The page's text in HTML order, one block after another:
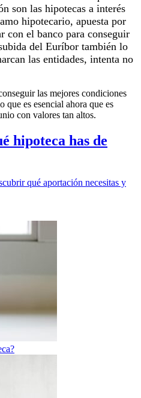
son las hipotecas a interés
hipotecario, apuesta por
con el banco para conseguir
del Euríbor también lo
las entidades, intenta no
las mejores condiciones
que es esencial ahora que es
con valores tan altos.
hipoteca has de
qué aportación necesitas y